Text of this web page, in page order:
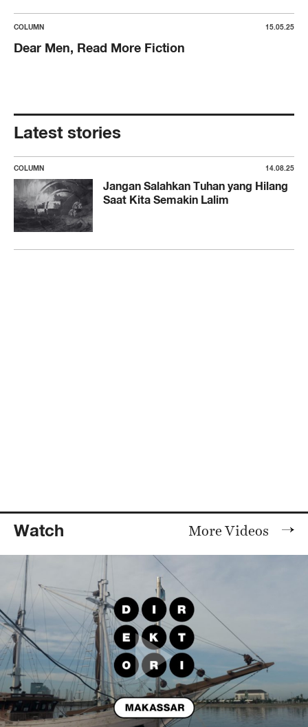
COLUMN 15.05.25
Dear Men, Read More Fiction
Latest stories
COLUMN 14.08.25
Jangan Salahkan Tuhan yang Hilang
Saat Kita Semakin Lalim
Watch More Videos